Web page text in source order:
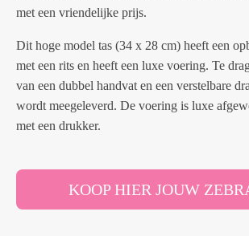
met een vriendelijke prijs.
Dit hoge model tas (34 x 28 cm) heeft een
met een rits en heeft een luxe voering. Te
van een dubbel handvat en een verstelbare
wordt meegeleverd. De voering is luxe
met een drukker.
KOOP HIER JOUW